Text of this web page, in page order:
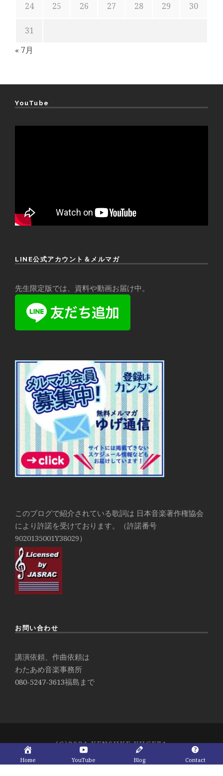
24 25 26 27 28 29 30
31
« 7月
YouTube
LINE公式アカウント＆メルマガ
先生限定版では、資料や動画お届け中。
このブログで紹介されている歌詞は 日本音楽著作権協会
により許諾を受けております。（許諾番号
9020135001Y38029）
お問い合わせ
講演依頼、作曲依頼は
わたあめ音楽事務所
080-5247-3613福島まで
(C)2024 KENSUKE YUGETA
Home YouTube Blog Contact